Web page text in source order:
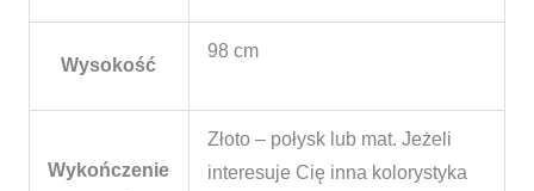
Wysokość
98 cm
Wykończenie
Złoto – połysk lub mat. Jeżeli
interesuje Cię inna kolorystyka